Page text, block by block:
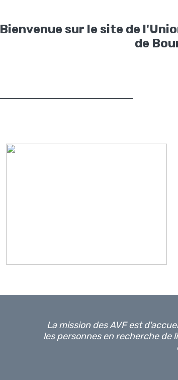
Bienvenue sur le site de
de
La mission des AVF est
les personnes en recherche de